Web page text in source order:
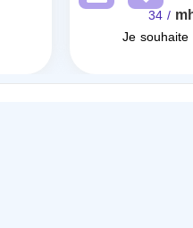
/ 34
Je souhaite